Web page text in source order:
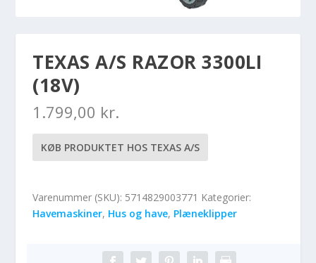
TEXAS A/S RAZOR 3300LI
(18V)
1.799,00 kr.
KØB PRODUKTET HOS TEXAS A/S
Varenummer (SKU): 5714829003771 Kategorier:
Havemaskiner, Hus og have, Plæneklipper